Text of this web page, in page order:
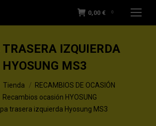
0,00 € 0
IZQUIERDA
HYOSUNG MS3
Tienda
RECAMBIOS DE OCASIÓN
Recambios ocasión HYOSUNG
trasera izquierda Hyosung MS3